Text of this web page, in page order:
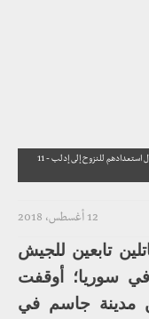
إحدى قوافل المهجرين قسريا من مدينة جاسم في محافظة درعا خلال استعدادهم للنزوح إلى إدلب - 11
12 أغسطس، 2018
تابعين للجيش
سوريا؛ أوقفت
مدينة جاسم في